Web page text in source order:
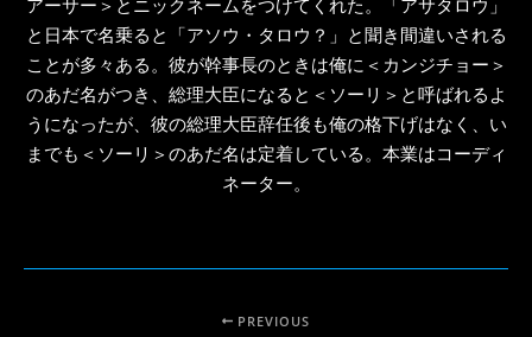
と日本で名乗ると「アソウ・タロウ？」と聞き間違いされる
ことが多々ある。彼が幹事長のときは俺に＜カンジチョー＞
のあだ名がつき、総理大臣になると＜ソーリ＞と呼ばれるよ
うになったが、彼の総理大臣辞任後も俺の格下げはなく、い
までも＜ソーリ＞のあだ名は定着している。本業はコーディ
ネーター。
PREVIOUS